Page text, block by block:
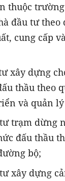
thuộc
đầu tư theo
cung cấp
xây dựng
thầu theo
và quản
trạm dừng
đấu thầu
bộ;
xây dựng